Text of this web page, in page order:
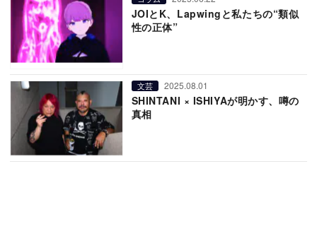
JOIとK、Lapwingと私たちの“類似
性の正体”
文芸 2025.08.01
SHINTANI × ISHIYAが明かす、噂の
真相